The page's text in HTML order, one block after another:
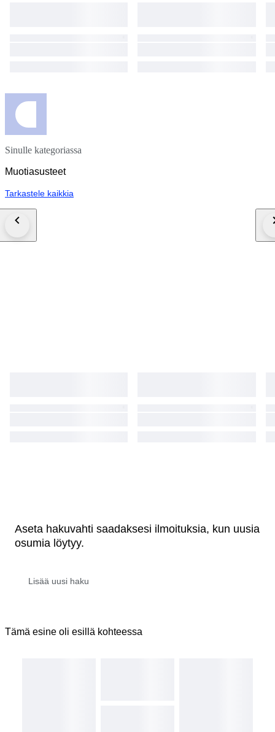
Sinulle kategoriassa
Muotiasusteet
Tarkastele kaikkia
Aseta hakuvahti saadaksesi ilmoituksia, kun uusia
osumia löytyy.
Tämä esine oli esillä kohteessa